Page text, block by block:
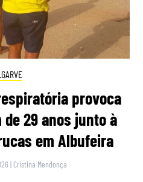
provoca
29 anos junto à
em Albufeira
| Cristina Mendonça